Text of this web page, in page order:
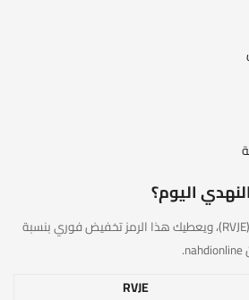
اليوم؟
كود خصم النهدي اليوم هو (RVJE)، ويعطيك هذا الرمز تخفيض فوري بنسبة
RVJE